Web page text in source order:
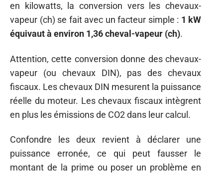
en kilowatts, la conversion vers les chevaux-
vapeur (ch) se fait avec un facteur simple : 1 kW
équivaut à environ 1,36 cheval-vapeur (ch).
Attention, cette conversion donne des chevaux-
vapeur (ou chevaux DIN), pas des chevaux
fiscaux. Les chevaux DIN mesurent la puissance
réelle du moteur. Les chevaux fiscaux intègrent
en plus les émissions de CO2 dans leur calcul.
Confondre les deux revient à déclarer une
puissance erronée, ce qui peut fausser le
montant de la prime ou poser un problème en